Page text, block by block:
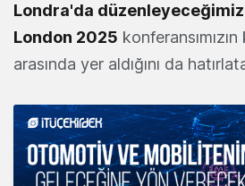
Londra'da
London 2025 konferansımızın
arasında yer aldığını da